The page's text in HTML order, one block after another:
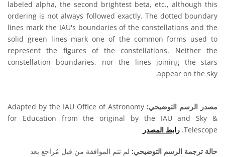
labeled alpha, the second brightest beta, etc., although this
ordering is not always followed exactly. The dotted boundary
lines mark the IAU's boundaries of the constellations and the
solid green lines mark one of the common forms used to
represent the figures of the constellations. Neither the
constellation boundaries, nor the lines joining the stars
appear on the sky.
مصدر الرسم التوضيحي: Adapted by the IAU Office of Astronomy
for Education from the original by the IAU and Sky &
Telescope. رابط المصدر
حالة ترجمة الرسم التوضيحي: لم تتم الموافقة من قبل مُراجع بعد